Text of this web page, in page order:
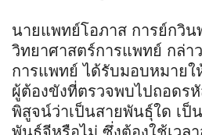
นายแพทย์โอภาส การย์กวิ
วิทยาศาสตร์การแพทย์ กล่า
การแพทย์ ได้รับมอบหมายใ
ผู้ต้องขังที่ตรวจพบไปถอดร
พิสูจน์ว่าเป็นสายพันธุ์ใด เป็